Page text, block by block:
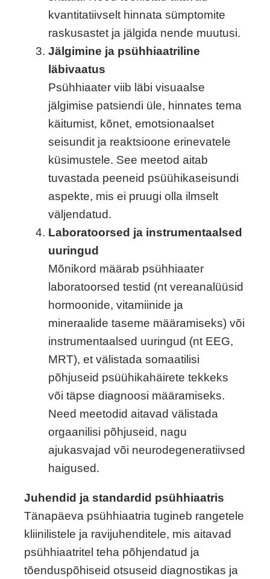
kvantitatiivselt hinnata sümptomite
raskusastet ja jälgida nende muutusi.
Jälgimine ja psühhiaatriline
läbivaatus
Psühhiaater viib läbi visuaalse
jälgimise patsiendi üle, hinnates tema
käitumist, kõnet, emotsionaalset
seisundit ja reaktsioone erinevatele
küsimustele. See meetod aitab
tuvastada peeneid psüühikaseisundi
aspekte, mis ei pruugi olla ilmselt
väljendatud.
Laboratoorsed ja instrumentaalsed
uuringud
Mõnikord määrab psühhiaater
laboratoorsed testid (nt vereanalüüsid
hormoonide, vitamiinide ja
mineraalide taseme määramiseks) või
instrumentaalsed uuringud (nt EEG,
MRT), et välistada somaatilisi
põhjuseid psüühikahäirete tekkeks
või täpse diagnoosi määramiseks.
Need meetodid aitavad välistada
orgaanilisi põhjuseid, nagu
ajukasvajad või neurodegeneratiivsed
haigused.
Juhendid ja standardid psühhiaatris
Tänapäeva psühhiaatria tugineb rangetele
kliinilistele ja ravijuhenditele, mis aitavad
psühhiaatritel teha põhjendatud ja
tõenduspõhiseid otsuseid diagnostikas ja